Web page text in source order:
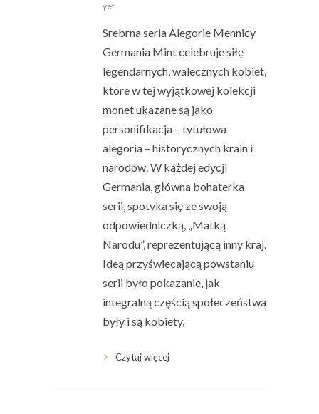
yet
Srebrna seria Alegorie Mennicy
Germania Mint celebruje siłę
legendarnych, walecznych kobiet,
które w tej wyjątkowej kolekcji
monet ukazane są jako
personifikacja – tytułowa
alegoria – historycznych krain i
narodów. W każdej edycji
Germania, główna bohaterka
serii, spotyka się ze swoją
odpowiedniczką, „Matką
Narodu”, reprezentującą inny kraj.
Ideą przyświecającą powstaniu
serii było pokazanie, jak
integralną częścią społeczeństwa
były i są kobiety,
Czytaj więcej